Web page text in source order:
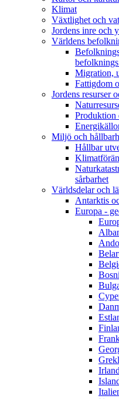
Klimat
Växtlighet och
Jordens inre och
Världens
Migration,
Fattigdom
Jordens resurser
Produktion
Miljö och
Hållbar
sårbarhet
Världsdelar och
Antarktis
Europa -